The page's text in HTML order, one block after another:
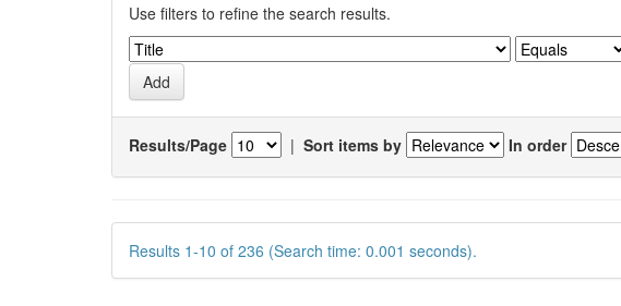
Use filters to refine the search results.
Results/Page | Sort items by In order
Results 1-10 of 236 (Search time: 0.001 seconds).